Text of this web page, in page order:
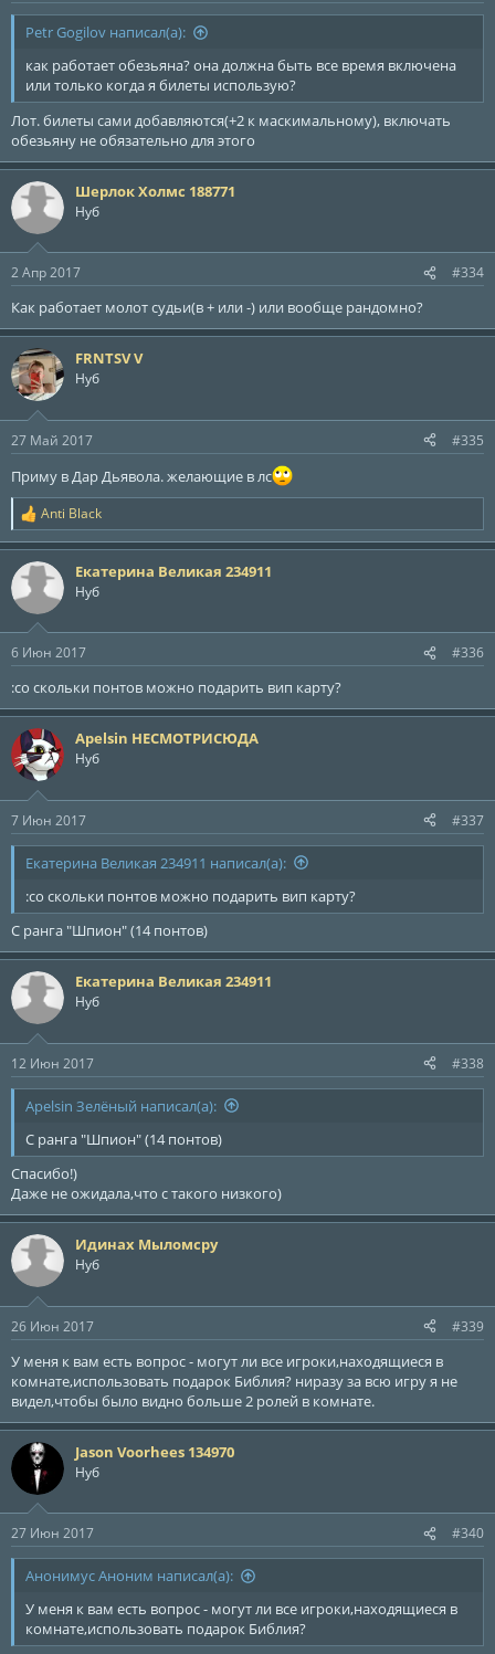
Petr Gogilov написал(а):
как работает обезьяна? она должна быть все время включена
или только когда я билеты использую?
Лот. билеты сами добавляются(+2 к маскимальному), включать
обезьяну не обязательно для этого
Шерлок Холмс 188771
Нуб
2 Апр 2017 #334
Как работает молот судьи(в + или -) или вообще рандомно?
FRNTSV V
Нуб
27 Май 2017 #335
Приму в Дар Дьявола. желающие в лс
Р
е
а
к
и
Anti Black
Екатерина Великая 234911
Нуб
6 Июн 2017 #336
:со скольки понтов можно подарить вип карту?
Apelsin НЕСМОТРИСЮДА
Нуб
7 Июн 2017 #337
Екатерина Великая 234911 написал(а):
:со скольки понтов можно подарить вип карту?
С ранга "Шпион" (14 понтов)
Екатерина Великая 234911
Нуб
12 Июн 2017 #338
Apelsin Зелёный написал(а):
С ранга "Шпион" (14 понтов)
Спасибо!)
Даже не ожидала,что с такого низкого)
Идинах Мыломсру
Нуб
26 Июн 2017 #339
У меня к вам есть вопрос - могут ли все игроки,находящиеся в
комнате,использовать подарок Библия? ниразу за всю игру я не
видел,чтобы было видно больше 2 ролей в комнате.
Jason Voorhees 134970
Нуб
27 Июн 2017 #340
Анонимус Аноним написал(а):
У меня к вам есть вопрос - могут ли все игроки,находящиеся в
комнате,использовать подарок Библия?